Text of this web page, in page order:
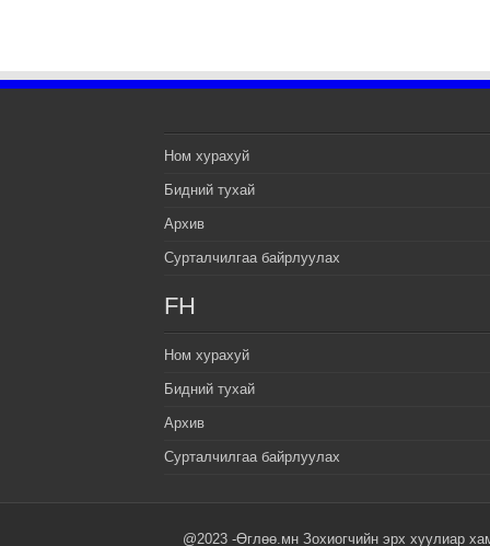
Ном хурахуй
Бидний тухай
Архив
Сурталчилгаа байрлуулах
FH
Ном хурахуй
Бидний тухай
Архив
Сурталчилгаа байрлуулах
@2023 -Өглөө.мн Зохиогчийн эрх хуулиар